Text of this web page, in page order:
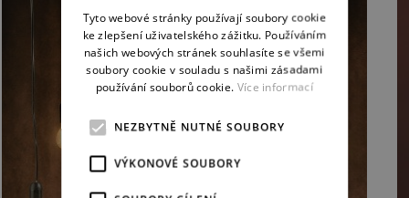
GERMAN
Tyto webové stránky používají soubory cookie
ke zlepšení uživatelského zážitku. Používáním
našich webových stránek souhlasíte se všemi
soubory cookie v souladu s našimi zásadami
používání souborů cookie. Více informací
NEZBYTNĚ NUTNÉ SOUBORY
VÝKONOVÉ SOUBORY